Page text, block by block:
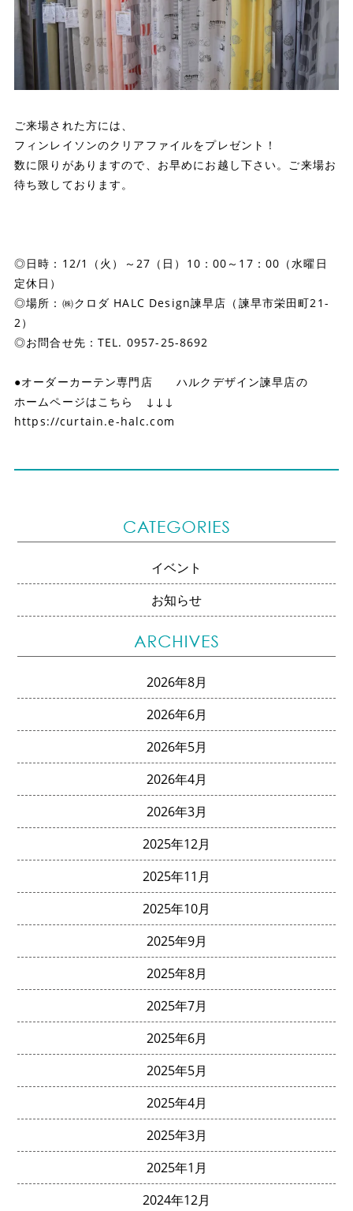
ご来場された方には、
フィンレイソンのクリアファイルをプレゼント！
数に限りがありますので、お早めにお越し下さい。ご来場お
待ち致しております。
◎日時：12/1（火）～27（日）10：00～17：00（水曜日
定休日）
◎場所：㈱クロダ HALC Design諫早店（諫早市栄田町21-
2）
◎お問合せ先：TEL. 0957-25-8692
●オーダーカーテン専門店 ハルクデザイン諫早店の
ホームページはこちら ↓↓↓
https://curtain.e-halc.com
イベント
お知らせ
2026年8月
2026年6月
2026年5月
2026年4月
2026年3月
2025年12月
2025年11月
2025年10月
2025年9月
2025年8月
2025年7月
2025年6月
2025年5月
2025年4月
2025年3月
2025年1月
2024年12月